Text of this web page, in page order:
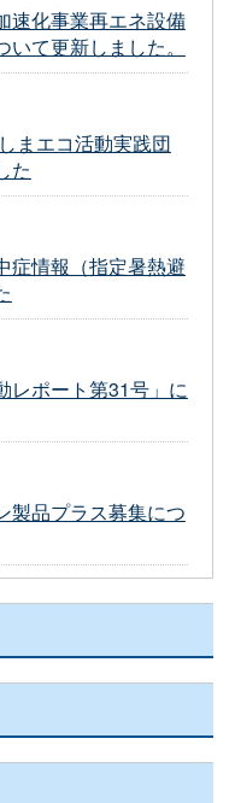
速化事業再エネ設備
て更新しました。
まエコ活動実践団
た
症情報（指定暑熱避
レポート第31号」に
製品プラス募集につ